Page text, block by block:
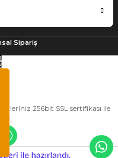
Sipariş
256bit SSL sertifikası ile
e-